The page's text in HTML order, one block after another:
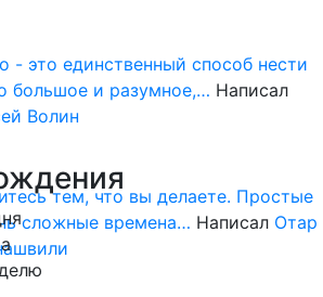
- это единственный способ нести
большое и разумное,… Написал
Волин
тем, что вы делаете. Простые
сложные времена… Написал Отар